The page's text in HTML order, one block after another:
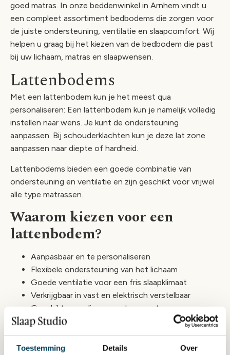
Toestemming Details Over
goed matras. In onze beddenwinkel in Arnhem vindt u
een compleet assortiment bedbodems die zorgen voor
de juiste ondersteuning, ventilatie en slaapcomfort. Wij
helpen u graag bij het kiezen van de bedbodem die past
bij uw lichaam, matras en slaapwensen.
Lattenbodems
Met een lattenbodem kun je het meest qua
personaliseren: Een lattenbodem kun je namelijk volledig
instellen naar wens. Je kunt de ondersteuning
aanpassen. Bij schouderklachten kun je deze lat zone
aanpassen naar diepte of hardheid.
Lattenbodems bieden een goede combinatie van
ondersteuning en ventilatie en zijn geschikt voor vrijwel
alle type matrassen.
Waarom kiezen voor een
lattenbodem?
Aanpasbaar en te personaliseren
Flexibele ondersteuning van het lichaam
Goede ventilatie voor een fris slaapklimaat
Verkrijgbaar in vast en elektrisch verstelbaar
Geschikt voor diverse matrassoorten
Spiraalbodems